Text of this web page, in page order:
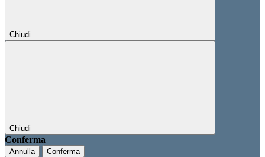
Chiudi
Chiudi
Conferma
Annulla Conferma